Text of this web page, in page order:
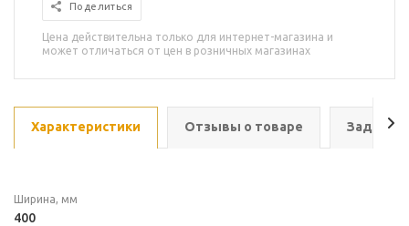
Поделиться
Цена действительна только для интернет-магазина и
может отличаться от цен в розничных магазинах
Характеристики Отзывы о товаре Задать
Ширина, мм
400